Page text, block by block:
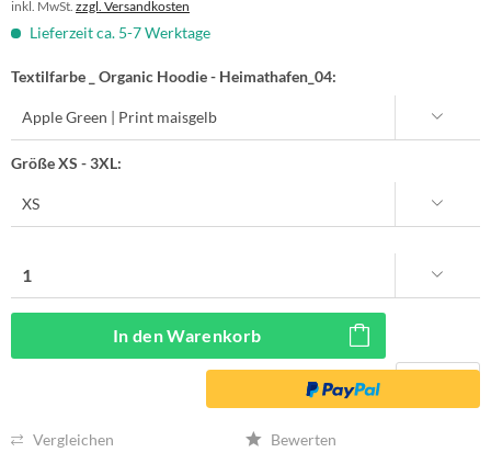
inkl. MwSt. zzgl. Versandkosten
Lieferzeit ca. 5-7 Werktage
Textilfarbe _ Organic Hoodie - Heimathafen_04:
Größe XS - 3XL:
In denWarenkorb
Vergleichen Bewerten